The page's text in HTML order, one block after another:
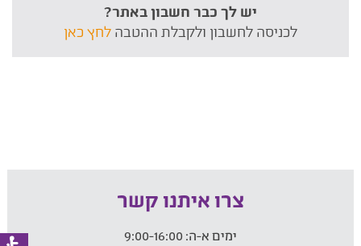
יש לך כבר חשבון באתר?
לכניסה לחשבון ולקבלת ההטבה לחץ כאן
צרו איתנו קשר
ימים א-ה: